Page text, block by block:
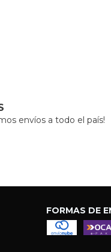
envíos a todo el país!
FORMAS DE